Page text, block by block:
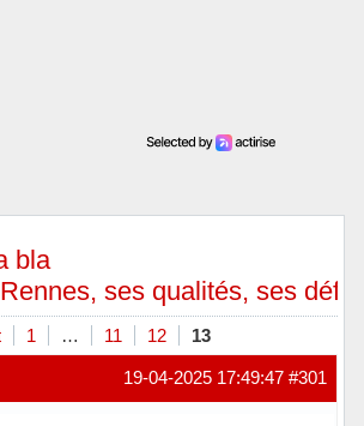
bla
ses qualités, ses
1 … 11 12 13
#301
19-04-2025 17:49:47